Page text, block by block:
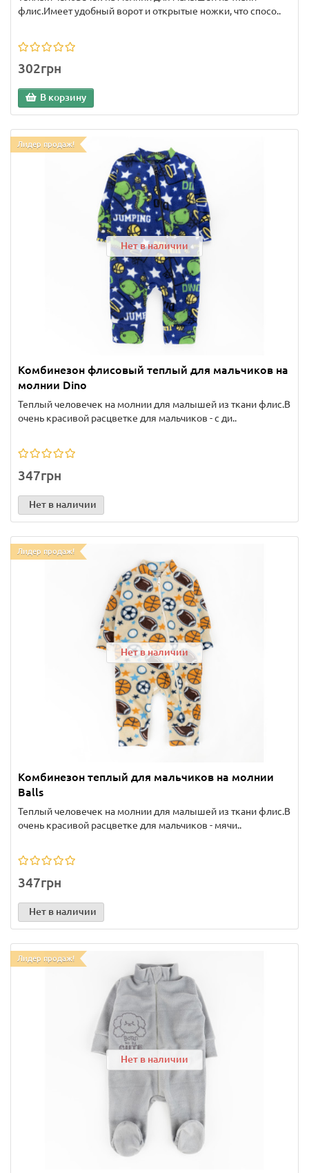
флис.Имеет удобный ворот и открытые ножки, что спосо..
302грн
В корзину
Лидер продаж!
Нет в наличии
Комбинезон флисовый теплый для мальчиков на
молнии Dino
Теплый человечек на молнии для малышей из ткани флис.В
очень красивой расцветке для мальчиков - с ди..
347грн
Нет в наличии
Лидер продаж!
Нет в наличии
Комбинезон теплый для мальчиков на молнии
Balls
Теплый человечек на молнии для малышей из ткани флис.В
очень красивой расцветке для мальчиков - мячи..
347грн
Нет в наличии
Лидер продаж!
Нет в наличии